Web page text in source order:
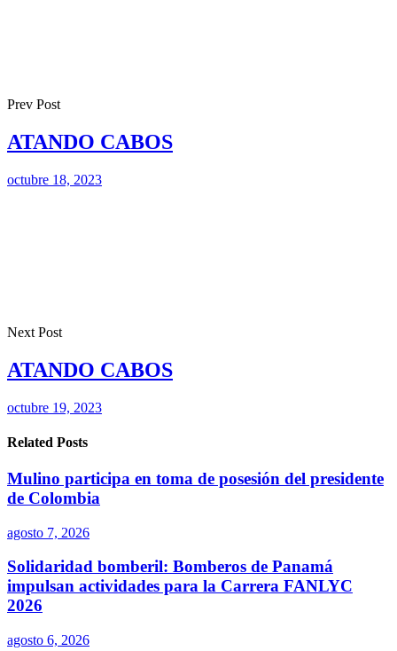
Prev Post
ATANDO CABOS
octubre 18, 2023
Next Post
ATANDO CABOS
octubre 19, 2023
Related Posts
Mulino participa en toma de posesión del presidente
de Colombia
agosto 7, 2026
Solidaridad bomberil: Bomberos de Panamá
impulsan actividades para la Carrera FANLYC
2026
agosto 6, 2026